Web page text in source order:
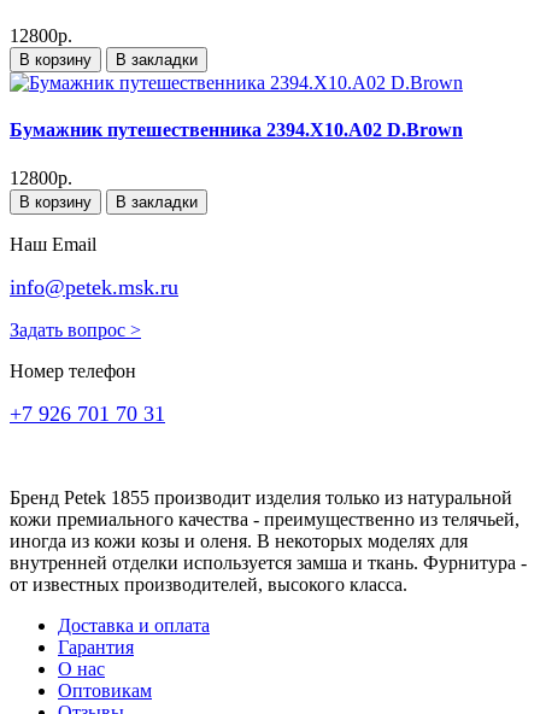
12800р.
В корзину В закладки
Бумажник путешественника 2394.X10.A02 D.Brown
12800р.
В корзину В закладки
Наш Email
info@petek.msk.ru
Задать вопрос >
Номер телефон
+7 926 701 70 31
Бренд Petek 1855 производит изделия только из натуральной
кожи премиального качества - преимущественно из телячьей,
иногда из кожи козы и оленя. В некоторых моделях для
внутренней отделки используется замша и ткань. Фурнитура -
от известных производителей, высокого класса.
Доставка и оплата
Гарантия
О нас
Оптовикам